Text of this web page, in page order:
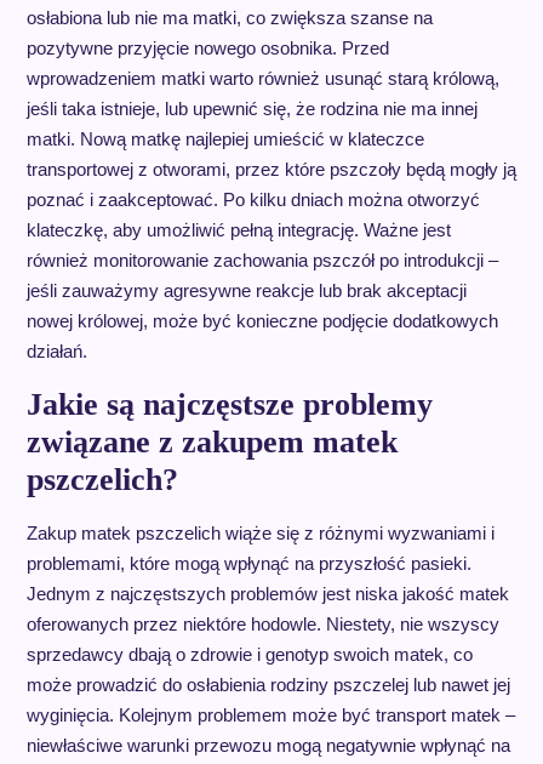
osłabiona lub nie ma matki, co zwiększa szanse na
pozytywne przyjęcie nowego osobnika. Przed
wprowadzeniem matki warto również usunąć starą królową,
jeśli taka istnieje, lub upewnić się, że rodzina nie ma innej
matki. Nową matkę najlepiej umieścić w klateczce
transportowej z otworami, przez które pszczoły będą mogły ją
poznać i zaakceptować. Po kilku dniach można otworzyć
klateczkę, aby umożliwić pełną integrację. Ważne jest
również monitorowanie zachowania pszczół po introdukcji –
jeśli zauważymy agresywne reakcje lub brak akceptacji
nowej królowej, może być konieczne podjęcie dodatkowych
działań.
Jakie są najczęstsze problemy
związane z zakupem matek
pszczelich?
Zakup matek pszczelich wiąże się z różnymi wyzwaniami i
problemami, które mogą wpłynąć na przyszłość pasieki.
Jednym z najczęstszych problemów jest niska jakość matek
oferowanych przez niektóre hodowle. Niestety, nie wszyscy
sprzedawcy dbają o zdrowie i genotyp swoich matek, co
może prowadzić do osłabienia rodziny pszczelej lub nawet jej
wyginięcia. Kolejnym problemem może być transport matek –
niewłaściwe warunki przewozu mogą negatywnie wpłynąć na